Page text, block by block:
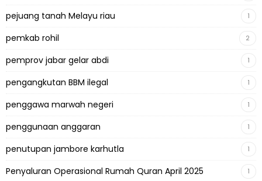
pejuang tanah Melayu riau 1
pemkab rohil 2
pemprov jabar gelar abdi 1
pengangkutan BBM ilegal 1
penggawa marwah negeri 1
penggunaan anggaran 1
penutupan jambore karhutla 1
Penyaluran Operasional Rumah Quran April 2025 1